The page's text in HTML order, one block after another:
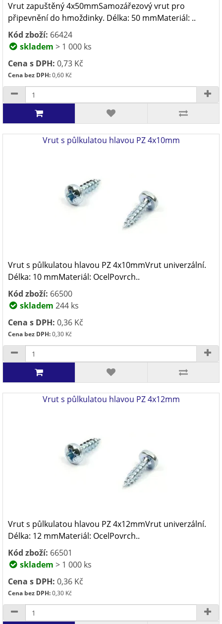
Vrut zapuštěný 4x50mmSamozářezový vrut pro
připevnění do hmoždinky. Délka: 50 mmMateriál: ..
Kód zboží: 66424
skladem > 1 000 ks
Cena s DPH: 0,73 Kč
Cena bez DPH:0,60 Kč
Vrut s půlkulatou hlavou PZ 4x10mm
Vrut s půlkulatou hlavou PZ 4x10mmVrut univerzální.
Délka: 10 mmMateriál: OcelPovrch..
Kód zboží: 66500
skladem 244 ks
Cena s DPH: 0,36 Kč
Cena bez DPH:0,30 Kč
Vrut s půlkulatou hlavou PZ 4x12mm
Vrut s půlkulatou hlavou PZ 4x12mmVrut univerzální.
Délka: 12 mmMateriál: OcelPovrch..
Kód zboží: 66501
skladem > 1 000 ks
Cena s DPH: 0,36 Kč
Cena bez DPH:0,30 Kč